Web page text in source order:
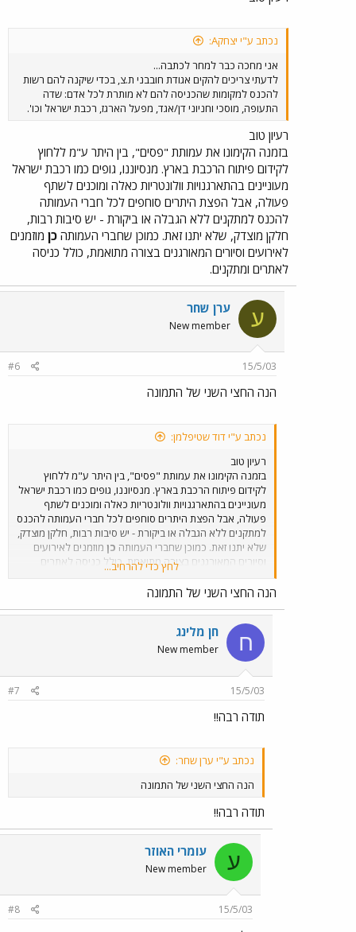
נכתב ע"י יצחקA:
אני מחכה כבר למחר לכתבה...
לדעתי צריכים להקים אגודת חובבני ת.צ, בכדי שיקנה להם רשות
להכנס למקומות שהכניסה להם לא מותרת לכל אדם: שדה
התעופה, מוסכי וחניוני דן/אגד, מפעל הארגז, רכבת ישראל וכו'.
רעיון טוב
בזמנה הקימונו את עמותת "פסים", בין היתר ע"מ ללחוץ
לקידום פיתוח הרכבת בארץ. מנסיוננו, גופים כמו רכבת ישראל
מעוניינים בהתארגנויות וולונטריות כאלה ומוכנים לשתף
פעולה, אבל הפצת היתרים סוחפים לכל חברי העמותה
להכנס למתקנים ללא הגבלה או ביקורת - יש סיבות רבות,
חלקן מוצדק, שלא יתנו זאת. כמוכן שחברי העמותה כן מוזמנים
לאירועים וסיורים המאורגנים בצורה מתואמת, כולל כניסה
לאתרים ומתקנים.
ע ערן שחר
New member
15/5/03
#6
הנה החצי השני של התמונה
נכתב ע"י דוד שטיפלמן:
רעיון טוב
בזמנה הקימונו את עמותת "פסים", בין היתר ע"מ ללחוץ
לקידום פיתוח הרכבת בארץ. מנסיוננו, גופים כמו רכבת ישראל
מעוניינים בהתארגנויות וולונטריות כאלה ומוכנים לשתף
פעולה, אבל הפצת היתרים סוחפים לכל חברי העמותה להכנס
למתקנים ללא הגבלה או ביקורת - יש סיבות רבות, חלקן מוצדק,
שלא יתנו זאת. כמוכן שחברי העמותה כן מוזמנים לאירועים
וסיורים המאורגנים בצורה מתואמת, כולל כניסה לאתרים
לחץ כדי להרחיב...
הנה החצי השני של התמונה
ח חן מלינג
New member
15/5/03
#7
תודה רבה!!
נכתב ע"י ערן שחר:
הנה החצי השני של התמונה
תודה רבה!!
ע עומרי האוזר
New member
15/5/03
#8